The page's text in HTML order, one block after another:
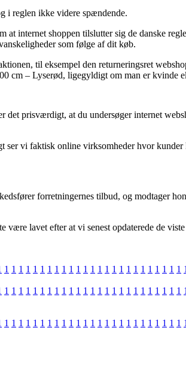
i reglen ikke videre spændende.
internet shoppen tilslutter sig de danske
som følge af dit køb.
til eksempel den returneringsret
cm – Lyserød, ligegyldigt om man er kvinde
prisværdigt, at du undersøger internet
vi faktisk online virksomheder hvor kunder
forretningernes tilbud, og modtager
være lavet efter at vi senest opdaterede de
1 1 1 1 1 1 1 1 1 1 1 1 1 1 1 1 1 1 1 1 1 1 1 1 1 1
1 1 1 1 1 1 1 1 1 1 1 1 1 1 1 1 1 1 1 1 1 1 1 1 1 1
1 1 1 1 1 1 1 1 1 1 1 1 1 1 1 1 1 1 1 1 1 1 1 1 1 1